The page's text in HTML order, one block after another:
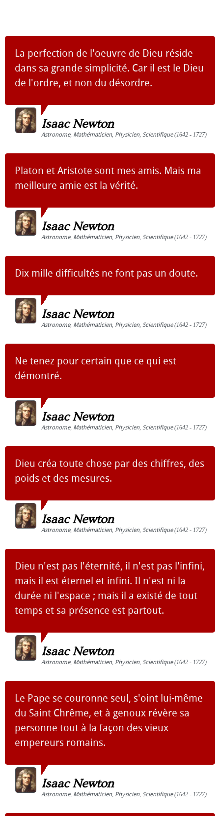
La perfection de l'oeuvre de Dieu réside
dans sa grande simplicité. Car il est le Dieu
de l'ordre, et non du désordre.
Isaac Newton
Astronome, Mathématicien, Physicien, Scientifique(1642 - 1727)
Platon et Aristote sont mes amis. Mais ma
meilleure amie est la vérité.
Isaac Newton
Astronome, Mathématicien, Physicien, Scientifique(1642 - 1727)
Dix mille difficultés ne font pas un doute.
Isaac Newton
Astronome, Mathématicien, Physicien, Scientifique(1642 - 1727)
Ne tenez pour certain que ce qui est
démontré.
Isaac Newton
Astronome, Mathématicien, Physicien, Scientifique(1642 - 1727)
Dieu créa toute chose par des chiffres, des
poids et des mesures.
Isaac Newton
Astronome, Mathématicien, Physicien, Scientifique(1642 - 1727)
Dieu n'est pas l'éternité, il n'est pas l'infini,
mais il est éternel et infini. Il n'est ni la
durée ni l'espace ; mais il a existé de tout
temps et sa présence est partout.
Isaac Newton
Astronome, Mathématicien, Physicien, Scientifique(1642 - 1727)
Le Pape se couronne seul, s'oint lui-même
du Saint Chrême, et à genoux révère sa
personne tout à la façon des vieux
empereurs romains.
Isaac Newton
Astronome, Mathématicien, Physicien, Scientifique(1642 - 1727)